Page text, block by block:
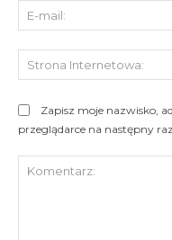
Zapisz moje nazwisko,
przeglądarce na następny